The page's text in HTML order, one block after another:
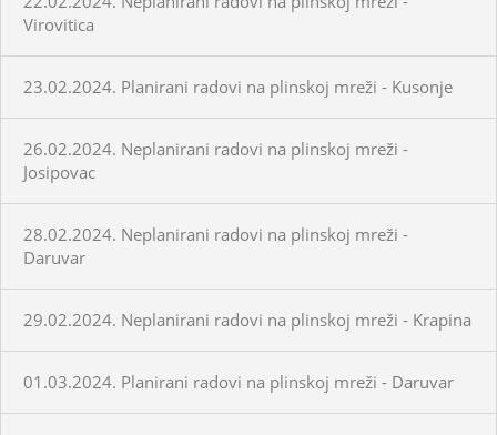
Virovitica
23.02.2024. Planirani radovi na plinskoj mreži - Kusonje
26.02.2024. Neplanirani radovi na plinskoj mreži -
Josipovac
28.02.2024. Neplanirani radovi na plinskoj mreži -
Daruvar
29.02.2024. Neplanirani radovi na plinskoj mreži - Krapina
01.03.2024. Planirani radovi na plinskoj mreži - Daruvar